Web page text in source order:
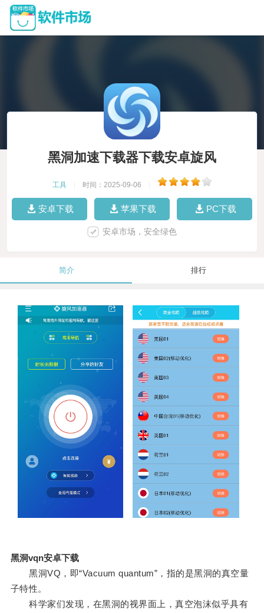
黑洞加速下载器下载安卓旋风
工具 时间：2025-09-06
安卓下载 苹果下载 PC下载
安卓市场，安全绿色
简介 排行
黑洞vqn安卓下载
黑洞VQ，即“Vacuum quantum”，指的是黑洞的真空量
子特性。
科学家们发现，在黑洞的视界面上，真空泡沫似乎具有